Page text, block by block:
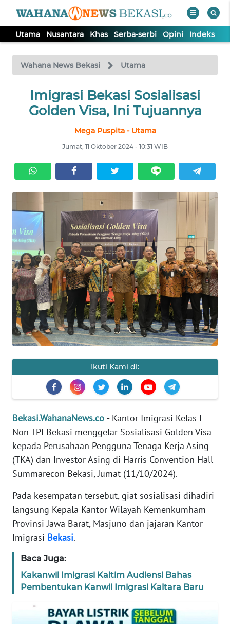
Utama Nusantara Khas Serba-serbi Opini Indeks
Wahana News Bekasi Utama
Imigrasi Bekasi Sosialisasi
Golden Visa, Ini Tujuannya
Mega Puspita - Utama
Jumat, 11 Oktober 2024 - 10:31 WIB
Ikuti Kami di:
Bekasi.WahanaNews.co -Kantor Imigrasi Kelas I
Non TPI Bekasi menggelar Sosialisasi Golden Visa
kepada Perusahaan Pengguna Tenaga Kerja Asing
(TKA) dan Investor Asing di Harris Convention Hall
Summarecon Bekasi, Jumat (11/10/2024).
Pada kesempatan tersebut, giat sosialisasi dihadiri
langsung Kepala Kantor Wilayah Kemenkumham
Provinsi Jawa Barat, Masjuno dan jajaran Kantor
Imigrasi Bekasi.
Baca Juga:
Kakanwil Imigrasi Kaltim Audiensi Bahas
Pembentukan Kanwil Imigrasi Kaltara Baru
TV
Tutup
UTAMA
SERBA-
SERBI
OPINI
Informasi
INDEKS
BERITA
KONTAK
KAMI
INFO
IKLAN
PEDOMAN
MEDIA
SIBER
REDAKSI
KARIR
DISCLAIMER
Wahana
Regional
SUMUT